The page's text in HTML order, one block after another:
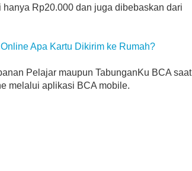
Rp20.000 dan juga dibebaskan dari
Apa Kartu Dikirim ke Rumah?
Pelajar maupun TabunganKu BCA saat
melalui aplikasi BCA mobile.